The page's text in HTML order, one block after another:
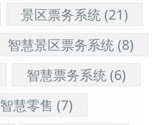
景区票务系统(21)
智慧景区票务系统(8)
智慧票务系统(6)
智慧零售 (7)